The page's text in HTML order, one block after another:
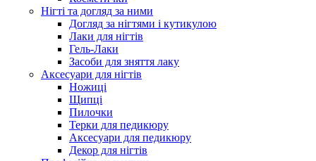
Нігті та догляд за ними
Догляд за нігтями і кутикулою
Лаки для нігтів
Гель-Лаки
Засоби для зняття лаку
Аксесуари для нігтів
Ножиці
Щипці
Пилочки
Терки для педикюру
Аксесуари для педикюру
Декор для нігтів